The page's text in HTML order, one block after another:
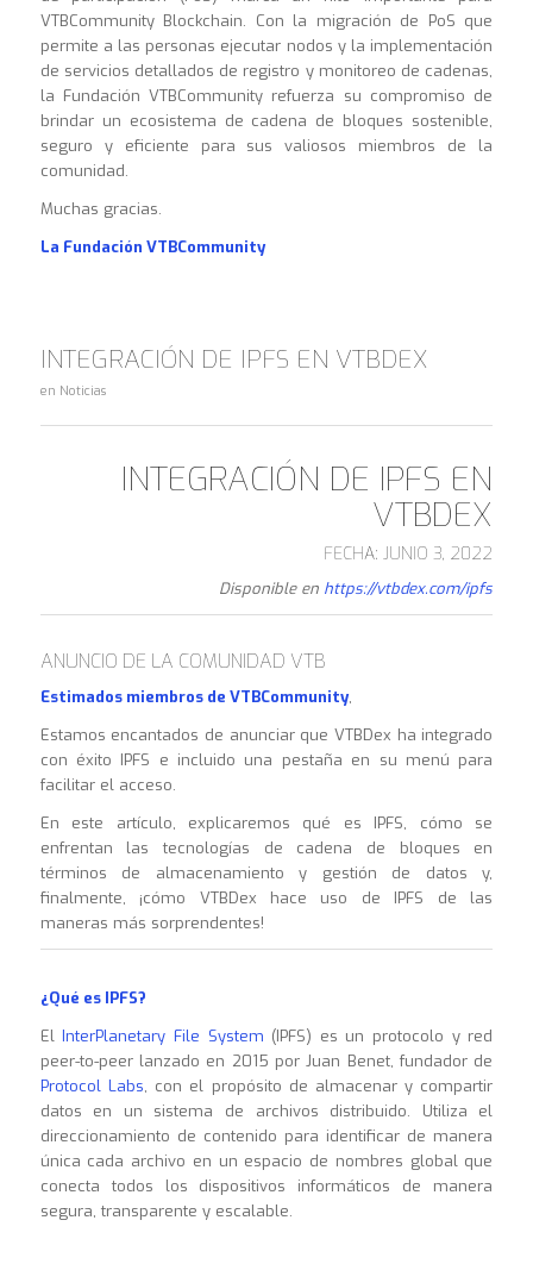
VTBCommunity Blockchain. Con la migración de PoS que
permite a las personas ejecutar nodos y la implementación
de servicios detallados de registro y monitoreo de cadenas,
la Fundación VTBCommunity refuerza su compromiso de
brindar un ecosistema de cadena de bloques sostenible,
seguro y eficiente para sus valiosos miembros de la
comunidad.
Muchas gracias.
La Fundación VTBCommunity
INTEGRACIÓN DE IPFS EN VTBDEX
en Noticias
INTEGRACIÓN DE IPFS EN
VTBDEX
FECHA: JUNIO 3, 2022
Disponible en https://vtbdex.com/ipfs
ANUNCIO DE LA COMUNIDAD VTB
Estimados miembros de VTBCommunity,
Estamos encantados de anunciar que VTBDex ha integrado
con éxito IPFS e incluido una pestaña en su menú para
facilitar el acceso.
En este artículo, explicaremos qué es IPFS, cómo se
enfrentan las tecnologías de cadena de bloques en
términos de almacenamiento y gestión de datos y,
finalmente, ¡cómo VTBDex hace uso de IPFS de las
maneras más sorprendentes!
¿Qué es IPFS?
ElInterPlanetary File System (IPFS) es un protocolo y red
peer-to-peer lanzado en 2015 por Juan Benet, fundador de
Protocol Labs, con el propósito de almacenar y compartir
datos en un sistema de archivos distribuido. Utiliza el
direccionamiento de contenido para identificar de manera
única cada archivo en un espacio de nombres global que
conecta todos los dispositivos informáticos de manera
segura, transparente y escalable.